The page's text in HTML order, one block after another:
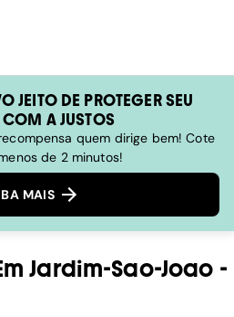
JEITO DE PROTEGER SEU
A JUSTOS
quem dirige bem! Cote
de 2 minutos!
MAIS
Jardim-Sao-Joao -